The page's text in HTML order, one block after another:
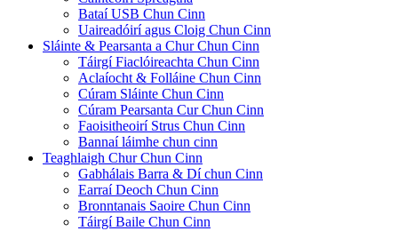
Bataí USB Chun Cinn
Uaireadóirí agus Cloig Chun Cinn
Sláinte & Pearsanta a Chur Chun Cinn
Táirgí Fiaclóireachta Chun Cinn
Aclaíocht & Folláine Chun Cinn
Cúram Sláinte Chun Cinn
Cúram Pearsanta Cur Chun Cinn
Faoisitheoirí Strus Chun Cinn
Bannaí láimhe chun cinn
Teaghlaigh Chur Chun Cinn
Gabhálais Barra & Dí chun Cinn
Earraí Deoch Chun Cinn
Bronntanais Saoire Chun Cinn
Táirgí Baile Chun Cinn